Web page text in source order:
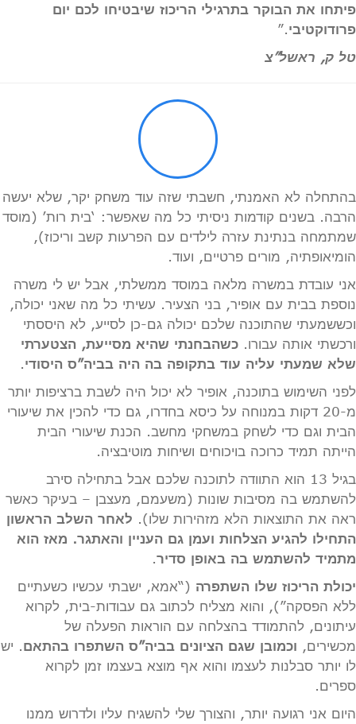
פיתחו את הבוקר בתרגילי הריכוז שיבטיחו לכם יום
פרודוקטיבי.”
טל ק, ראשל”צ
בהתחלה לא האמנתי, חשבתי שזה עוד משחק יקר, שלא יעשה
הרבה. בשנים קודמות ניסיתי כל מה שאפשר: ‘בית רות’ (מוסד
שמתמחה בנתינת עזרה לילדים עם הפרעות קשב וריכוז),
הומיאופתיה, מורים פרטיים, ועוד.
אני עובדת במשרה מלאה במוסד ממשלתי, אבל יש לי משרה
נוספת בבית עם אופיר, בני הצעיר. עשיתי כל מה שאני יכולה,
וכששמעתי שהתוכנה שלכם יכולה גם-כן לסייע, לא היססתי
ורכשתי אותה עבורו. כשהבחנתי שהיא מסייעת, הצטערתי
שלא שמעתי עליה עוד בתקופה בה היה בביה”ס היסודי.
לפני השימוש בתוכנה, אופיר לא יכול היה לשבת ברציפות יותר
מ-20 דקות במנוחה על כיסא בחדרו, גם כדי להכין את שיעורי
הבית וגם כדי לשחק במשחקי מחשב. הכנת שיעורי הבית
הייתה תמיד כרוכה בויכוחים ושיחות מוטיבציה.
בגיל 13 הוא התוודה לתוכנה שלכם אבל בתחילה סירב
להשתמש בה מסיבות שונות (משעמם, מעצבן – בעיקר כאשר
ראה את התוצאות הלא מזהירות שלו). לאחר השלב הראשון
התחילו להגיע הצלחות ועמן גם העניין והאתגר. מאז הוא
מתמיד להשתמש בה באופן סדיר.
יכולת הריכוז שלו השתפרה (“אמא, ישבתי עכשיו כשעתיים
ללא הפסקה”), והוא מצליח לכתוב גם עבודות-בית, לקרוא
עיתונים, להתמודד בהצלחה עם הוראות הפעלה של
מכשירים, וכמובן שגם הציונים בביה”ס השתפרו בהתאם. יש
לו יותר סבלנות לעצמו והוא אף מוצא בעצמו זמן לקרוא
ספרים.
היום אני רגועה יותר, והצורך שלי להשגיח עליו ולדרוש ממנו